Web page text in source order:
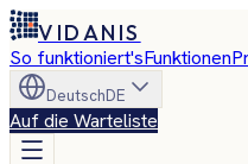
VIDANIS
So funktioniert'sFunktionen
DeutschDE
Auf die Warteliste